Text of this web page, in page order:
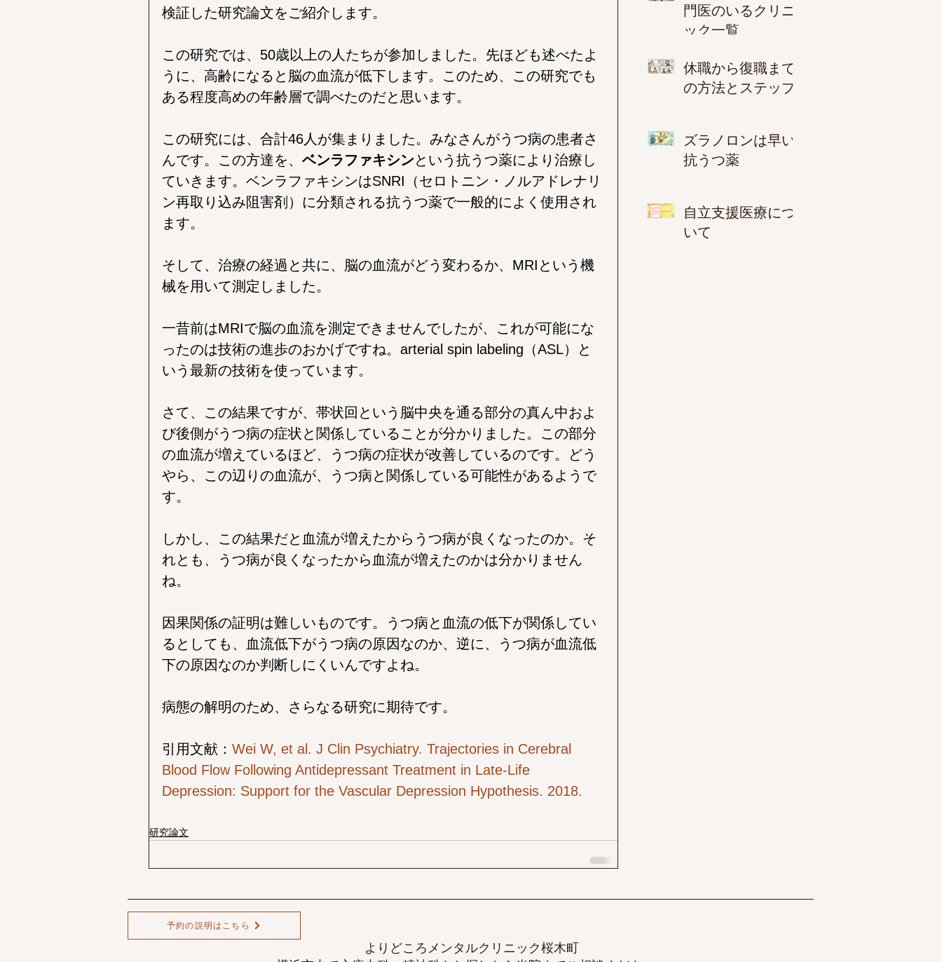
検証した研究論文をご紹介します。
この研究では、50歳以上の人たちが参加しました。先ほども述べたよ
うに、高齢になると脳の血流が低下します。このため、この研究でも
ある程度高めの年齢層で調べたのだと思います。
この研究には、合計46人が集まりました。みなさんがうつ病の患者さ
んです。この方達を、 ベンラファキシンという抗うつ薬により治療し
ていきます。ベンラファキシンはSNRI（セロトニン・ノルアドレナリ
ン再取り込み阻害剤）に分類される抗うつ薬で一般的によく使用され
ます。
そして、治療の経過と共に、脳の血流がどう変わるか、MRIという機
械を用いて測定しました。
一昔前はMRIで脳の血流を測定できませんでしたが、これが可能にな
ったのは技術の進歩のおかげですね。arterial spin labeling（ASL）と
いう最新の技術を使っています。
さて、この結果ですが、帯状回という脳中央を通る部分の真ん中およ
び後側がうつ病の症状と関係していることが分かりました。この部分
の血流が増えているほど、うつ病の症状が改善しているのです。どう
やら、この辺りの血流が、うつ病と関係している可能性があるようで
す。
しかし、この結果だと血流が増えたからうつ病が良くなったのか。そ
れとも、うつ病が良くなったから血流が増えたのかは分かりません
ね。
因果関係の証明は難しいものです。うつ病と血流の低下が関係してい
るとしても、血流低下がうつ病の原因なのか、逆に、うつ病が血流低
下の原因なのか判断しにくいんですよね。
病態の解明のため、さらなる研究に期待です。
引用文献： Wei W, et al. J Clin Psychiatry. Trajectories in Cerebral
Blood Flow Following Antidepressant Treatment in Late-Life
Depression: Support for the Vascular Depression Hypothesis. 2018.
研究論文
門医のいるクリニ
ック一覧
休職から復職まで
の方法とステップ
ズラノロンは早い
抗うつ薬
自立支援医療につ
いて
予約の説明はこちら
よりどころメンタルクリニック桜木町​